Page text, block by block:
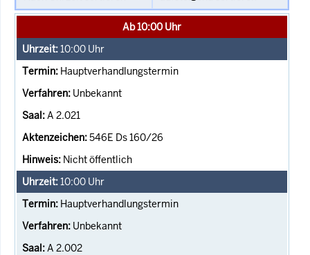
Ab 10:00 Uhr
10:00 Uhr
Hauptverhandlungstermin
Unbekannt
A 2.021
546E Ds 160/26
Nicht öffentlich
10:00 Uhr
Hauptverhandlungstermin
Unbekannt
A 2.002